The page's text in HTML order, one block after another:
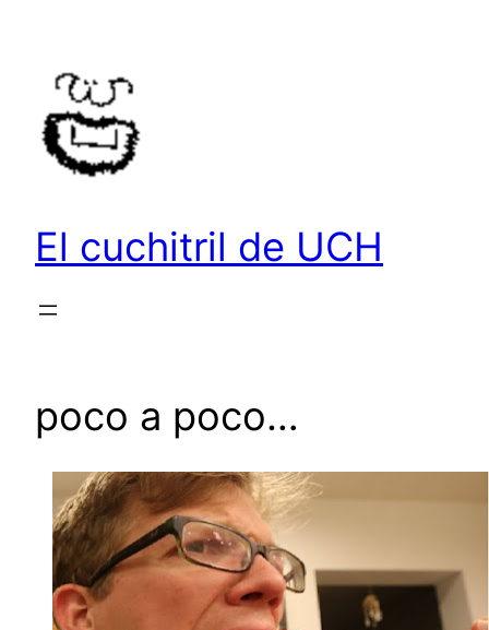
contenido
El cuchitril de UCH
poco a poco…